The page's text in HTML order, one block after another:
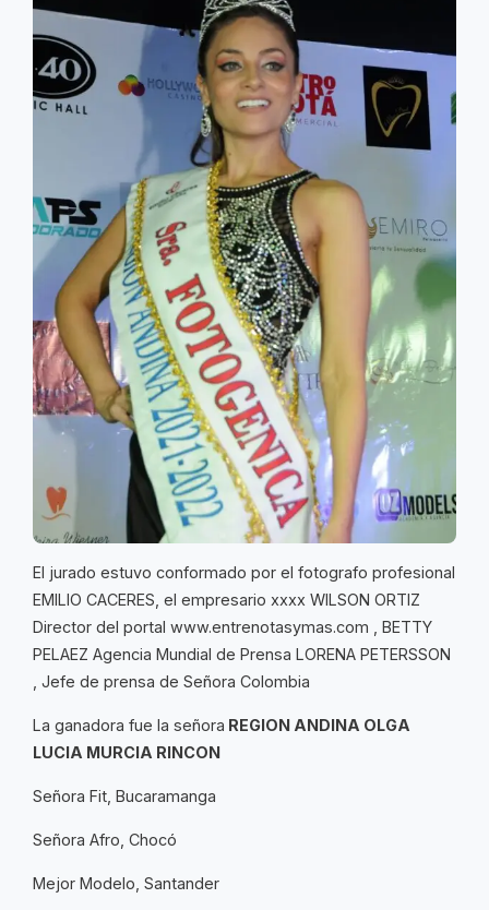
El jurado estuvo conformado por el fotografo profesional
EMILIO CACERES, el empresario xxxx WILSON ORTIZ
Director del portal www.entrenotasymas.com , BETTY
PELAEZ Agencia Mundial de Prensa LORENA PETERSSON
, Jefe de prensa de Señora Colombia
La ganadora fue la señora REGION ANDINA OLGA
LUCIA MURCIA RINCON
Señora Fit, Bucaramanga
Señora Afro, Chocó
Mejor Modelo, Santander